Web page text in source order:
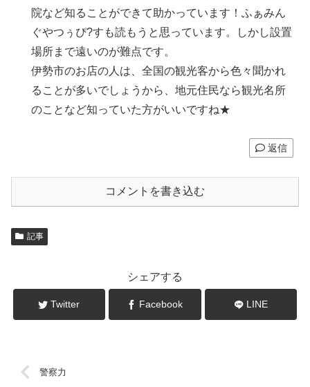
院など知ることができて助かっています！ふぁみん
ぐやつぅぴ?すも読もうと思っています。しかし設置
場所まで遠いのが難点です。
伊勢市のお店の人は、全国の観光客から色々聞かれ
ることが多いでしょうから、地元住民なら観光名所
のことなど知っていた方がいいですね★
返信
コメントを書き込む
記事
シェアする
Twitter Facebook LINE
警察力